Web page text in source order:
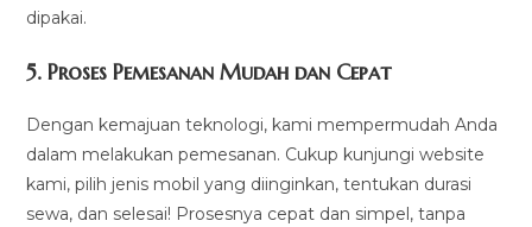
dipakai.
5.Proses Pemesanan Mudah dan Cepat
Dengan kemajuan teknologi, kami mempermudah Anda
dalam melakukan pemesanan. Cukup kunjungi website
kami, pilih jenis mobil yang diinginkan, tentukan durasi
sewa, dan selesai! Prosesnya cepat dan simpel, tanpa